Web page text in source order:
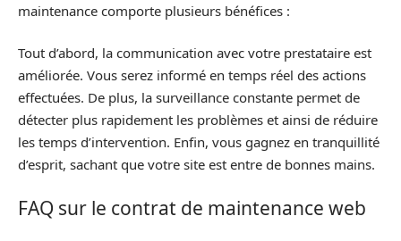
maintenance comporte plusieurs bénéfices :
Tout d’abord, la communication avec votre prestataire est
améliorée. Vous serez informé en temps réel des actions
effectuées. De plus, la surveillance constante permet de
détecter plus rapidement les problèmes et ainsi de réduire
les temps d’intervention. Enfin, vous gagnez en tranquillité
d’esprit, sachant que votre site est entre de bonnes mains.
FAQ sur le contrat de maintenance web